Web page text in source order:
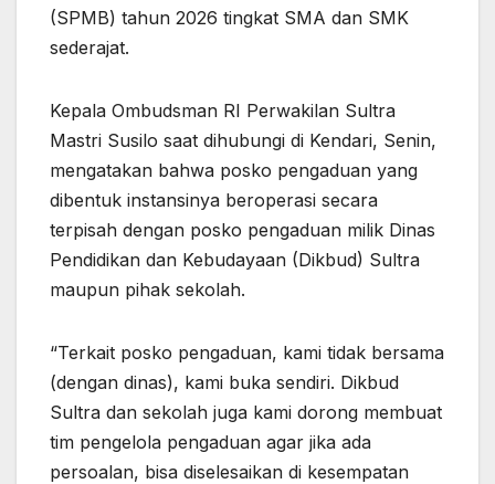
(SPMB) tahun 2026 tingkat SMA dan SMK
sederajat.
Kepala Ombudsman RI Perwakilan Sultra
Mastri Susilo saat dihubungi di Kendari, Senin,
mengatakan bahwa posko pengaduan yang
dibentuk instansinya beroperasi secara
terpisah dengan posko pengaduan milik Dinas
Pendidikan dan Kebudayaan (Dikbud) Sultra
maupun pihak sekolah.
“Terkait posko pengaduan, kami tidak bersama
(dengan dinas), kami buka sendiri. Dikbud
Sultra dan sekolah juga kami dorong membuat
tim pengelola pengaduan agar jika ada
persoalan, bisa diselesaikan di kesempatan